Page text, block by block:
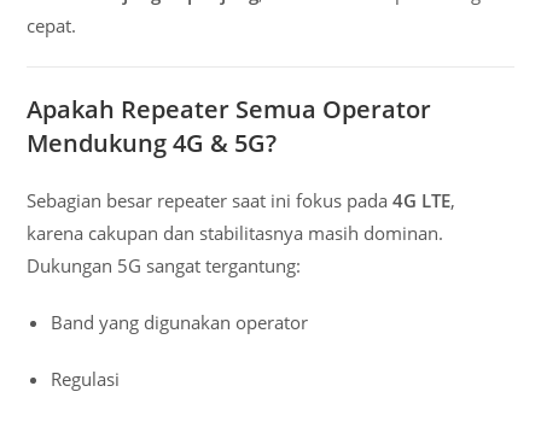
cepat.
Apakah Repeater Semua Operator
Mendukung 4G & 5G?
Sebagian besar repeater saat ini fokus pada4G LTE,
karena cakupan dan stabilitasnya masih dominan.
Dukungan 5G sangat tergantung:
Band yang digunakan operator
Regulasi